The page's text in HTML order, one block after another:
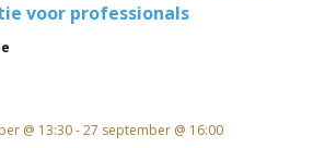
voor professionals
@ 13:30-27 september @ 16:00